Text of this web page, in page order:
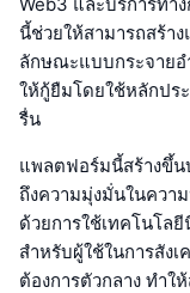
นี้ช่วยให้สามารถสร้า
ลักษณะแบบกระจายอ
ให้กู้ยืมโดยใช้หลักปร
รื่น
แพลตฟอร์มนี้สร้างขึ้น
ถึงความมุ่งมั่นในควา
ด้วยการใช้เทคโนโล
สำหรับผู้ใช้ในการสัง
ต้องการตัวกลาง ทำใ